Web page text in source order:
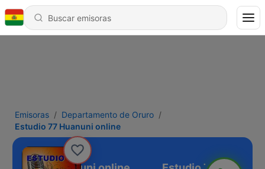
Emisoras
Departamento de Oruro
Estudio 77 Huanuni online